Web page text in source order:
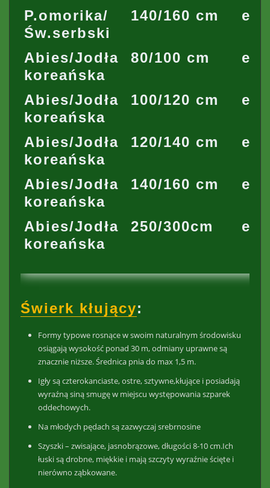
P.omorika/
Św.serbski
140/160 cm
Abies/Jodła
koreańska
80/100 cm
Abies/Jodła
koreańska
100/120 cm
Abies/Jodła
koreańska
120/140 cm
Abies/Jodła
koreańska
140/160 cm
Abies/Jodła
koreańska
250/300cm
Świerk kłujący:
Formy typowe rosnące w swoim naturalnym środowisku
osiągają wysokość ponad 30 m, odmiany uprawne są
znacznie niższe. Średnica pnia do max 1,5 m.
Igły są czterokanciaste, ostre, sztywne,kłujące i posiadają
wyraźną siną smugę w miejscu występowania szparek
oddechowych.
Na młodych pędach są zazwyczaj srebrnosine
Szyszki – zwisające, jasnobrązowe, długości 8-10 cm.Ich
łuski są drobne, miękkie i mają szczyty wyraźnie ścięte i
nierówno ząbkowane.